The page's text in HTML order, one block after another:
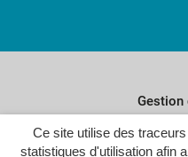
Ce site utilise des
statistiques d'utilisation afin
Gestion